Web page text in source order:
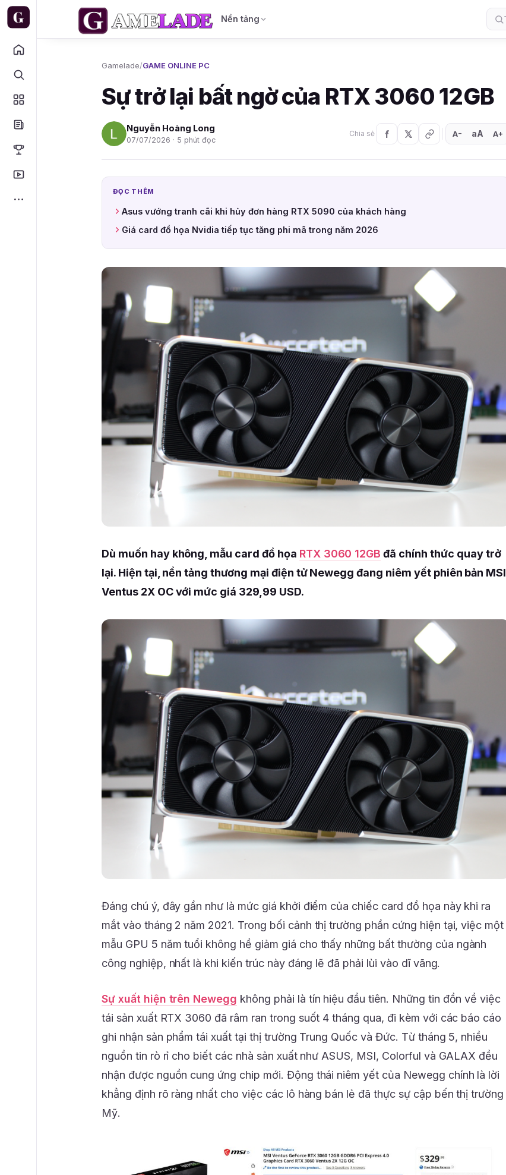
Nền tảng
Gamelade/GAME ONLINE PC
Sự trở lại bất ngờ của RTX 3060 12GB
Nguyễn Hoàng Long
07/07/2026 · 5 phút đọc
Chia sẻ A− aA A+
ĐỌC THÊM
Asus vướng tranh cãi khi hủy đơn hàng RTX 5090 của khách hàng
Giá card đồ họa Nvidia tiếp tục tăng phi mã trong năm 2026
Dù muốn hay không, mẫu card đồ họa RTX 3060 12GB đã chính thức quay trở
lại. Hiện tại, nền tảng thương mại điện tử Newegg đang niêm yết phiên bản MSI
Ventus 2X OC với mức giá 329,99 USD.
Đáng chú ý, đây gần như là mức giá khởi điểm của chiếc card đồ họa này khi ra
mắt vào tháng 2 năm 2021. Trong bối cảnh thị trường phần cứng hiện tại, việc một
mẫu GPU 5 năm tuổi không hề giảm giá cho thấy những bất thường của ngành
công nghiệp, nhất là khi kiến trúc này đáng lẽ đã phải lùi vào dĩ vãng.
Sự xuất hiện trên Newegg không phải là tín hiệu đầu tiên. Những tin đồn về việc
tái sản xuất RTX 3060 đã râm ran trong suốt 4 tháng qua, đi kèm với các báo cáo
ghi nhận sản phẩm tái xuất tại thị trường Trung Quốc và Đức. Từ tháng 5, nhiều
nguồn tin rò rỉ cho biết các nhà sản xuất như ASUS, MSI, Colorful và GALAX đều
nhận được nguồn cung ứng chip mới. Động thái niêm yết của Newegg chính là lời
khẳng định rõ ràng nhất cho việc các lô hàng bán lẻ đã thực sự cập bến thị trường
Mỹ.